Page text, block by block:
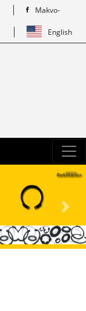
Makvo-
English
Next